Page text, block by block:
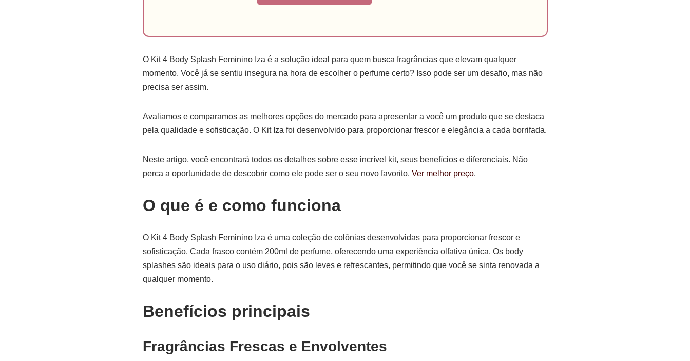
O Kit 4 Body Splash Feminino Iza é a solução ideal para quem busca fragrâncias que elevam qualquer
momento. Você já se sentiu insegura na hora de escolher o perfume certo? Isso pode ser um desafio, mas não
precisa ser assim.
Avaliamos e comparamos as melhores opções do mercado para apresentar a você um produto que se destaca
pela qualidade e sofisticação. O Kit Iza foi desenvolvido para proporcionar frescor e elegância a cada borrifada.
Neste artigo, você encontrará todos os detalhes sobre esse incrível kit, seus benefícios e diferenciais. Não
perca a oportunidade de descobrir como ele pode ser o seu novo favorito. Ver melhor preço.
O que é e como funciona
O Kit 4 Body Splash Feminino Iza é uma coleção de colônias desenvolvidas para proporcionar frescor e
sofisticação. Cada frasco contém 200ml de perfume, oferecendo uma experiência olfativa única. Os body
splashes são ideais para o uso diário, pois são leves e refrescantes, permitindo que você se sinta renovada a
qualquer momento.
Benefícios principais
Fragrâncias Frescas e Envolventes